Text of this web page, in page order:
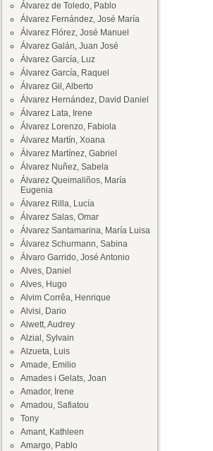
Álvarez de Toledo, Pablo
Álvarez Fernández, José María
Álvarez Flórez, José Manuel
Álvarez Galán, Juan José
Álvarez García, Luz
Álvarez García, Raquel
Álvarez Gil, Alberto
Álvarez Hernández, David Daniel
Álvarez Lata, Irene
Álvarez Lorenzo, Fabiola
Álvarez Martín, Xoana
Álvarez Martínez, Gabriel
Álvarez Nuñez, Sabela
Álvarez Queimaliños, María
Eugenia
Álvarez Rilla, Lucía
Álvarez Salas, Omar
Álvarez Santamarina, María Luisa
Álvarez Schurmann, Sabina
Álvaro Garrido, José Antonio
Alves, Daniel
Alves, Hugo
Alvim Corrêa, Henrique
Alvisi, Dario
Alwett, Audrey
Alzial, Sylvain
Alzueta, Luis
Amade, Emilio
Amades i Gelats, Joan
Amador, Irene
Amadou, Safiatou
Tony
Amant, Kathleen
Amargo, Pablo